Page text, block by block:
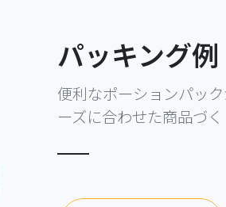
パッキング例
便利なポーションパッ
ーズに合わせた商品づ